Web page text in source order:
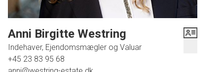
kvm. De sidste 3 bygninger fremgår ikke af BBR.
Ejendommens grundareal er 3.725 kvm der primært er
have og lidt mark med god mulighed for en stor
køkkenhave.
Anni Birgitte Westring
Indehaver, Ejendomsmægler og Valuar
+45 23 83 95 68